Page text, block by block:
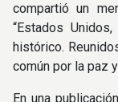
compartió un
“Estados
histórico.
común por la paz
En una